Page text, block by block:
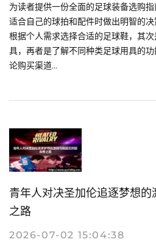
为读者提供一份全面的足球装备选购
适合自己的球拍和配件时做出明智的
根据个人需求选择合适的足球鞋，其
具，再者是了解不同种类足球用具的
论购买渠道...
青年人对决圣加伦追逐梦想
之路
2026-07-02 15:04:38